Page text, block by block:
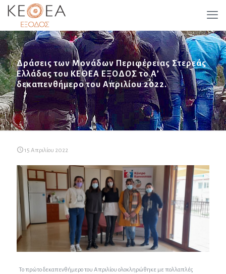
Δράσεις των Μονάδων Περιφέρειας Στερεάς
Ελλάδας του ΚΕΘΕΑ ΕΞΟΔΟΣ το Α’
δεκαπενθήμερο του Απριλίου 2022.
15 Απριλίου 2022
Το πρώτο δεκαπενθήμερο του Απριλίου ολοκληρώθηκε με πολλαπλές